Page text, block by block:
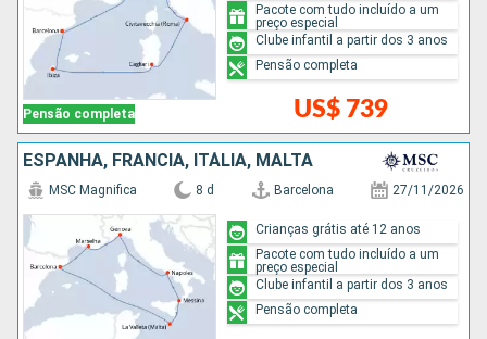
Pensão completa US$ 739
Pacote com tudo incluído a um
preço especial
Clube infantil a partir dos 3 anos
Pensão completa
ESPANHA, FRANCIA, ITÁLIA, MALTA
MSC Magnifica 8 d Barcelona 27/11/2026
Crianças grátis até 12 anos
Pacote com tudo incluído a um
preço especial
Clube infantil a partir dos 3 anos
Pensão completa